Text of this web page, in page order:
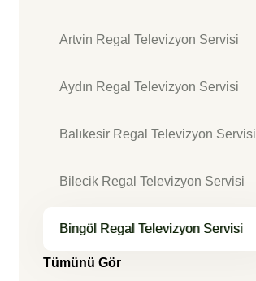
Artvin Regal Televizyon Servisi
Aydın Regal Televizyon Servisi
Balıkesir Regal Televizyon Servisi
Bilecik Regal Televizyon Servisi
Bingöl Regal Televizyon Servisi
Tümünü Gör